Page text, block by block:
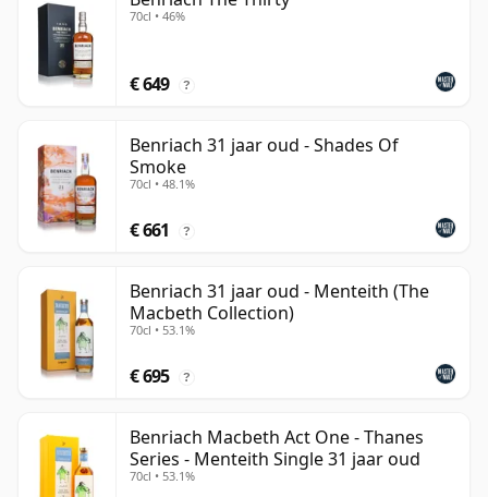
70cl • 46%
€ 649 ?
Benriach 31 jaar oud - Shades Of
Smoke
70cl • 48.1%
€ 661 ?
Benriach 31 jaar oud - Menteith (The
Macbeth Collection)
70cl • 53.1%
€ 695 ?
Benriach Macbeth Act One - Thanes
Series - Menteith Single 31 jaar oud
70cl • 53.1%